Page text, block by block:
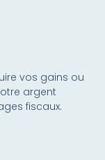
vos gains ou
argent
fiscaux.